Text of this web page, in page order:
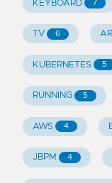
KEYBOARD 7
TV 6
KUBERNETES 5
RUNNING 5
AWS 4
JBPM 4